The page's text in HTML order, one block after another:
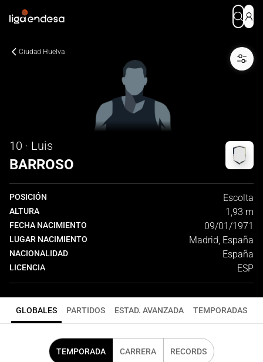
Ciudad Huelva
10 · Luis
BARROSO
POSICIÓN Escolta
ALTURA 1,93 m
FECHA NACIMIENTO 09/01/1971
LUGAR NACIMIENTO Madrid, España
NACIONALIDAD España
LICENCIA ESP
GLOBALES PARTIDOS ESTAD. AVANZADA TEMPORADAS
TEMPORADA CARRERA RECORDS